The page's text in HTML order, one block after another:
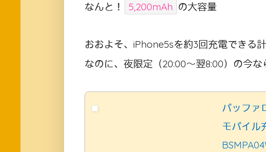
なんと！
5,200mAh の大容量
おおよそ、iPhone5sを約3回充電できる
なのに、夜限定（20:00〜翌8:00）の今な
バッファ
モバイル